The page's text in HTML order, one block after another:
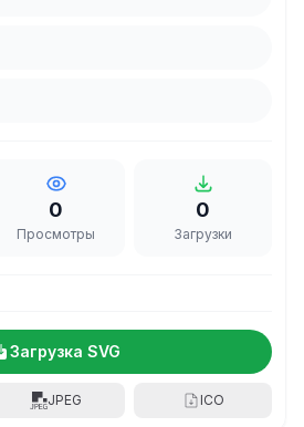
0
Просмотры
0
Загрузки
Загрузка SVG
JPEG ICO